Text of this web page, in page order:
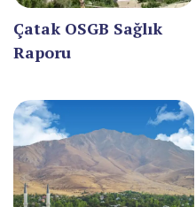
BOLU
BURSA
ÇANAKKALE
ÇANKIRI
Çatak OSGB Sağlık
Raporu